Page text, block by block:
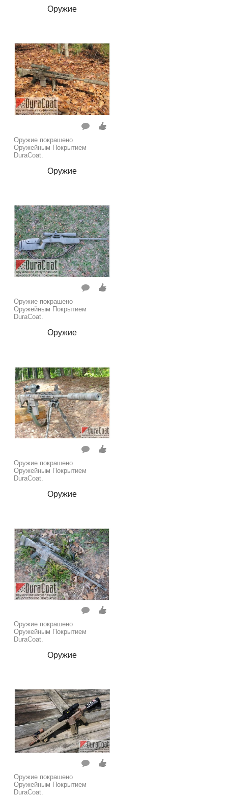
Оружие
Оружие покрашено
Оружейным Покрытием
DuraCoat.
Оружие
Оружие покрашено
Оружейным Покрытием
DuraCoat.
Оружие
Оружие покрашено
Оружейным Покрытием
DuraCoat.
Оружие
Оружие покрашено
Оружейным Покрытием
DuraCoat.
Оружие
Оружие покрашено
Оружейным Покрытием
DuraCoat.